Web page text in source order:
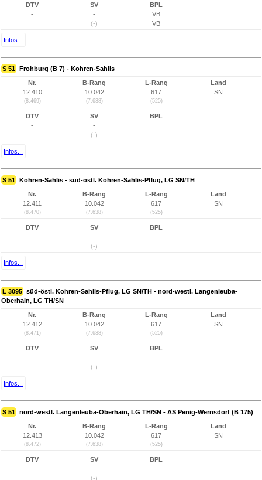
DTV
-
SV
-
(-)
BPL
VB
VB
Infos...
S 51 Frohburg (B 7) - Kohren-Sahlis
Nr.
12.410
(8.469)
B-Rang
10.042
(7.638)
L-Rang
617
(525)
Land
SN
DTV
-
SV
-
(-)
BPL
Infos...
S 51 Kohren-Sahlis - süd-östl. Kohren-Sahlis-Pflug, LG SN/TH
Nr.
12.411
(8.470)
B-Rang
10.042
(7.638)
L-Rang
617
(525)
Land
SN
DTV
-
SV
-
(-)
BPL
Infos...
L 3095 süd-östl. Kohren-Sahlis-Pflug, LG SN/TH - nord-westl. Langenleuba-
Oberhain, LG TH/SN
Nr.
12.412
(8.471)
B-Rang
10.042
(7.638)
L-Rang
617
(525)
Land
SN
DTV
-
SV
-
(-)
BPL
Infos...
S 51 nord-westl. Langenleuba-Oberhain, LG TH/SN - AS Penig-Wernsdorf (B 175)
Nr.
12.413
(8.472)
B-Rang
10.042
(7.638)
L-Rang
617
(525)
Land
SN
DTV
-
SV
-
(-)
BPL